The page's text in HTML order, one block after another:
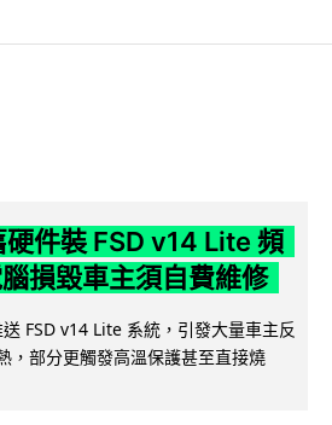
件裝 FSD v14 Lite 頻
損毀車主須自費維修
FSD v14 Lite 系統，引發大量車主反
，部分更觸發高溫保護甚至直接燒